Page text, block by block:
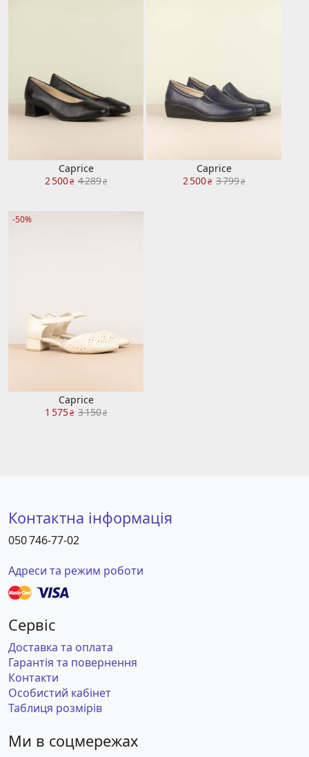
Caprice
2 500₴ 4 289₴
Caprice
2 500₴ 3 799₴
-50%
Caprice
1 575₴ 3 150₴
Контактна інформація
050 746-77-02
Адреси та режим роботи
Сервіс
Доставка та оплата
Гарантія та повернення
Контакти
Особистий кабінет
Таблиця розмірів
Ми в соцмережах